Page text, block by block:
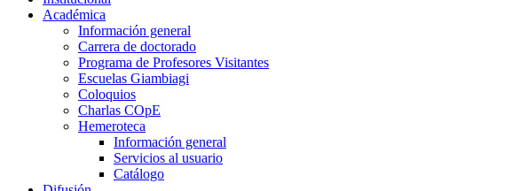
Académica
Información general
Carrera de doctorado
Programa de Profesores Visitantes
Escuelas Giambiagi
Coloquios
Charlas COpE
Hemeroteca
Información general
Servicios al usuario
Catálogo